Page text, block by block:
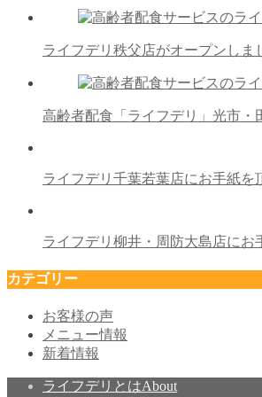
ライフデリ秩父店がオープンしま
高齢者配食「ライフデリ」光市・
ライフデリ千葉若葉店にお手紙を
ライフデリ柳井・周防大島店にお
カテゴリー
お客様の声
メニュー情報
新着情報
ライフデリとはAbout